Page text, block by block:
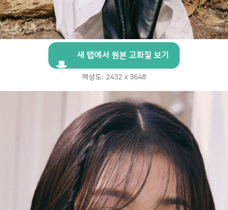
새 탭에서 원본 고화질 보기
해상도: 2432 x 3648